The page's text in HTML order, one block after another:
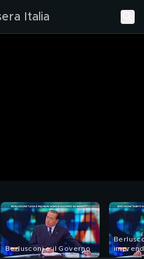
Italia
Berlusconi e il Governo